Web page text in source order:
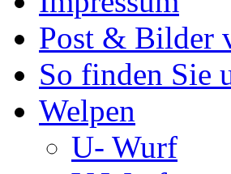
Post & Bilder
So finden Sie
Welpen
U- Wurf